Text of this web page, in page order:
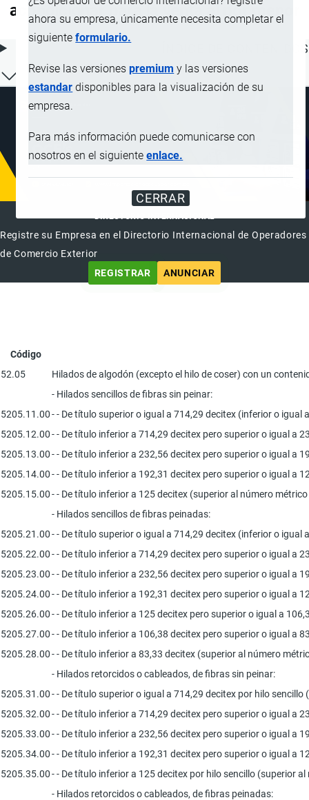
ahora su empresa, únicamente necesita completar el
siguienteformulario.
Revise las versionespremium y las versiones
estandar disponibles para la visualización de su
empresa.
Para más información puede comunicarse con
nosotros en el siguienteenlace.
CERRAR
acondicionar para la venta al por menor
ÍNDICE DE CONTENIDOS
DIRECTORIO INTERNACIONAL
Registre su Empresa en el Directorio Internacional de Operadores
de Comercio Exterior
REGISTRAR
ANUNCIAR
Código
52.05
Hilados de algodón (excepto el hilo de coser) con un
- Hilados sencillos de fibras sin peinar:
5205.11.00- - De título superior o igual a 714,29 decitex (inferior o igual
5205.12.00- - De título inferior a 714,29 decitex pero superior o igual a
5205.13.00- - De título inferior a 232,56 decitex pero superior o igual a
5205.14.00- - De título inferior a 192,31 decitex pero superior o igual a
5205.15.00- - De título inferior a 125 decitex (superior al número
- Hilados sencillos de fibras peinadas:
5205.21.00- - De título superior o igual a 714,29 decitex (inferior o igual
5205.22.00- - De título inferior a 714,29 decitex pero superior o igual a
5205.23.00- - De título inferior a 232,56 decitex pero superior o igual a
5205.24.00- - De título inferior a 192,31 decitex pero superior o igual a
5205.26.00- - De título inferior a 125 decitex pero superior o igual a
5205.27.00- - De título inferior a 106,38 decitex pero superior o igual a
5205.28.00- - De título inferior a 83,33 decitex (superior al número
- Hilados retorcidos o cableados, de fibras sin peinar:
5205.31.00- - De título superior o igual a 714,29 decitex por hilo
5205.32.00- - De título inferior a 714,29 decitex pero superior o igual a
5205.33.00- - De título inferior a 232,56 decitex pero superior o igual a
5205.34.00- - De título inferior a 192,31 decitex pero superior o igual a
5205.35.00- - De título inferior a 125 decitex por hilo sencillo (superior
- Hilados retorcidos o cableados, de fibras peinadas: